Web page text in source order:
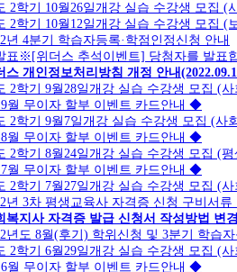
2학기 10월26일개강 실습 수강생 모집 (
2학기 10월12일개강 실습 수강생 모집 (
년 4분기 학습자등록·학점인정신청 안내
표※[위더스 추석이벤트] 당첨자를 발표
스 개인정보처리방침 개정 안내
2학기 9월28일개강 실습 수강생 모집 (
월 무이자 할부 이벤트 카드안내 ◆
2학기 9월7일개강 실습 수강생 모집 (사
월 무이자 할부 이벤트 카드안내 ◆
2학기 8월24일개강 실습 수강생 모집 (
월 무이자 할부 이벤트 카드안내 ◆
2학기 7월27일개강 실습 수강생 모집 (
년 3차 평생교육사 자격증 신청 구비서류
복지사 자격증 발급 신청서 작성방법 변
년도 8월(후기) 학위신청 및 3분기 학습
2학기 6월29일개강 실습 수강생 모집 (
월 무이자 할부 이벤트 카드안내 ◆